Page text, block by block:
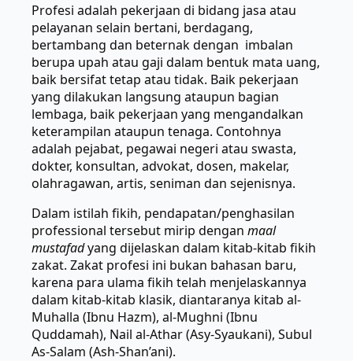
Profesi adalah pekerjaan di bidang jasa atau
pelayanan selain bertani, berdagang,
bertambang dan beternak dengan imbalan
berupa upah atau gaji dalam bentuk mata uang,
baik bersifat tetap atau tidak. Baik pekerjaan
yang dilakukan langsung ataupun bagian
lembaga, baik pekerjaan yang mengandalkan
keterampilan ataupun tenaga. Contohnya
adalah pejabat, pegawai negeri atau swasta,
dokter, konsultan, advokat, dosen, makelar,
olahragawan, artis, seniman dan sejenisnya.
Dalam istilah fikih, pendapatan/penghasilan
professional tersebut mirip dengan maal
mustafadyang dijelaskan dalam kitab-kitab fikih
zakat. Zakat profesi ini bukan bahasan baru,
karena para ulama fikih telah menjelaskannya
dalam kitab-kitab klasik, diantaranya kitab al-
Muhalla (Ibnu Hazm), al-Mughni (Ibnu
Quddamah), Nail al-Athar (Asy-Syaukani), Subul
As-Salam (Ash-Shan’ani).